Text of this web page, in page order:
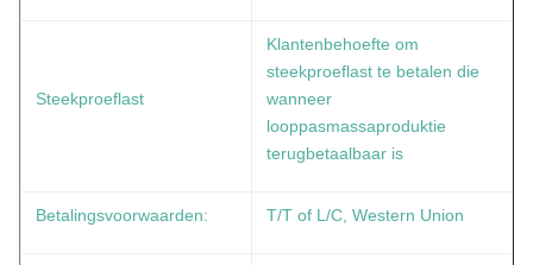
Steekproeflast
Klantenbehoefte om
steekproeflast te betalen die
wanneer
looppasmassaproduktie
terugbetaalbaar is
Betalingsvoorwaarden: T/T of L/C, Western Union